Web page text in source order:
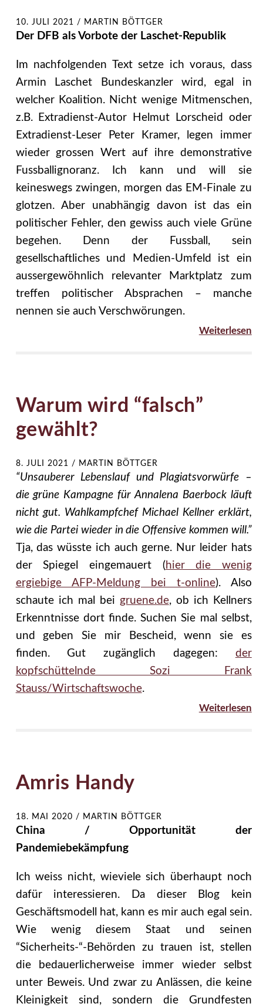
10. JULI 2021 / MARTIN BÖTTGER
Der DFB als Vorbote der Laschet-Republik
Im nachfolgenden Text setze ich voraus, dass
Armin Laschet Bundeskanzler wird, egal in
welcher Koalition. Nicht wenige Mitmenschen,
z.B. Extradienst-Autor Helmut Lorscheid oder
Extradienst-Leser Peter Kramer, legen immer
wieder grossen Wert auf ihre demonstrative
Fussballignoranz. Ich kann und will sie
keineswegs zwingen, morgen das EM-Finale zu
glotzen. Aber unabhängig davon ist das ein
politischer Fehler, den gewiss auch viele Grüne
begehen. Denn der Fussball, sein
gesellschaftliches und Medien-Umfeld ist ein
aussergewöhnlich relevanter Marktplatz zum
treffen politischer Absprachen – manche
nennen sie auch Verschwörungen.
Weiterlesen
Warum wird “falsch”
gewählt?
8. JULI 2021 / MARTIN BÖTTGER
“Unsauberer Lebenslauf und Plagiatsvorwürfe –
die grüne Kampagne für Annalena Baerbock läuft
nicht gut. Wahlkampfchef Michael Kellner erklärt,
wie die Partei wieder in die Offensive kommen will.”
Tja, das wüsste ich auch gerne. Nur leider hats
der Spiegel eingemauert ( hier die wenig
ergiebige AFP-Meldung bei t-online). Also
schaute ich mal bei gruene.de, ob ich Kellners
Erkenntnisse dort finde. Suchen Sie mal selbst,
und geben Sie mir Bescheid, wenn sie es
finden. Gut zugänglich dagegen: der
kopfschüttelnde Sozi Frank
Stauss/Wirtschaftswoche.
Weiterlesen
Amris Handy
18. MAI 2020 / MARTIN BÖTTGER
China / Opportunität der
Pandemiebekämpfung
Ich weiss nicht, wieviele sich überhaupt noch
dafür interessieren. Da dieser Blog kein
Geschäftsmodell hat, kann es mir auch egal sein.
Wie wenig diesem Staat und seinen
“Sicherheits-“-Behörden zu trauen ist, stellen
die bedauerlicherweise immer wieder selbst
unter Beweis. Und zwar zu Anlässen, die keine
Kleinigkeit sind, sondern die Grundfesten